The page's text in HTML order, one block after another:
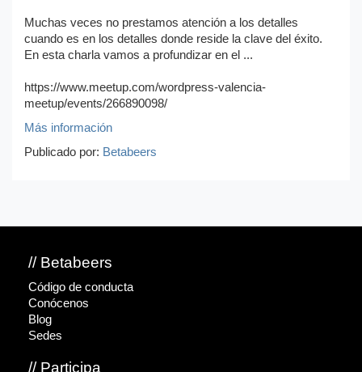
Muchas veces no prestamos atención a los detalles
cuando es en los detalles donde reside la clave del éxito.
En esta charla vamos a profundizar en el ...
https://www.meetup.com/wordpress-valencia-
meetup/events/266890098/
Más información
Publicado por: Betabeers
// Betabeers
Código de conducta
Conócenos
Blog
Sedes
// Participa